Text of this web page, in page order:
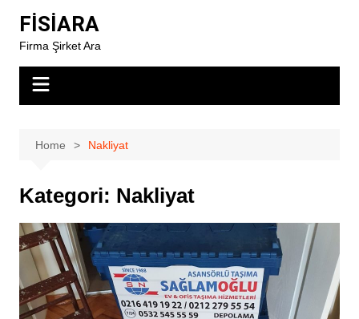
content
FİSİARA
Firma Şirket Ara
Home Nakliyat
Kategori: Nakliyat